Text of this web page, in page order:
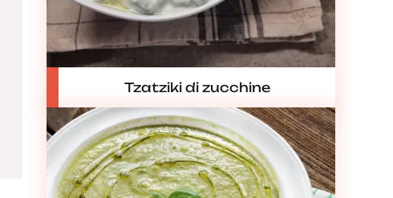
Tzatziki di zucchine